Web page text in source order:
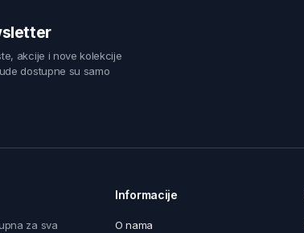
akcije i nove kolekcije
dostupne su samo
za sva
Informacije
O nama